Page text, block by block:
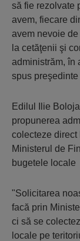
să fie rezolvate
avem, fiecare
avem nevoie
la cetăţenii şi
administrăm, în
spus
Edilul Ilie
propunerea
colecteze direct
Ministerul de
bugetele locale
"Solicitarea
facă prin
ci să se
locale pe